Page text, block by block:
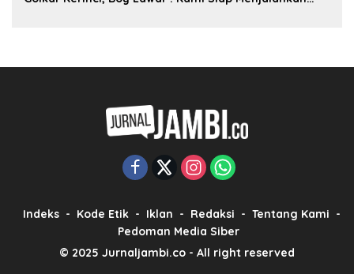
Indeks Kode Etik Iklan Redaksi
Tentang Kami
Pedoman Media Siber
© 2025 Jurnaljambi.co - All right reserved